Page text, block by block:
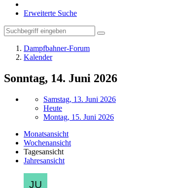
Erweiterte Suche
Dampfbahner-Forum
Kalender
Sonntag, 14. Juni 2026
Samstag, 13. Juni 2026
Heute
Montag, 15. Juni 2026
Monatsansicht
Wochenansicht
Tagesansicht
Jahresansicht